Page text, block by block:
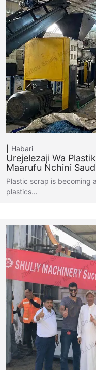
Habari
Urejelezaji Wa
Maarufu Nchini
Plastic scrap is becoming
plastics…